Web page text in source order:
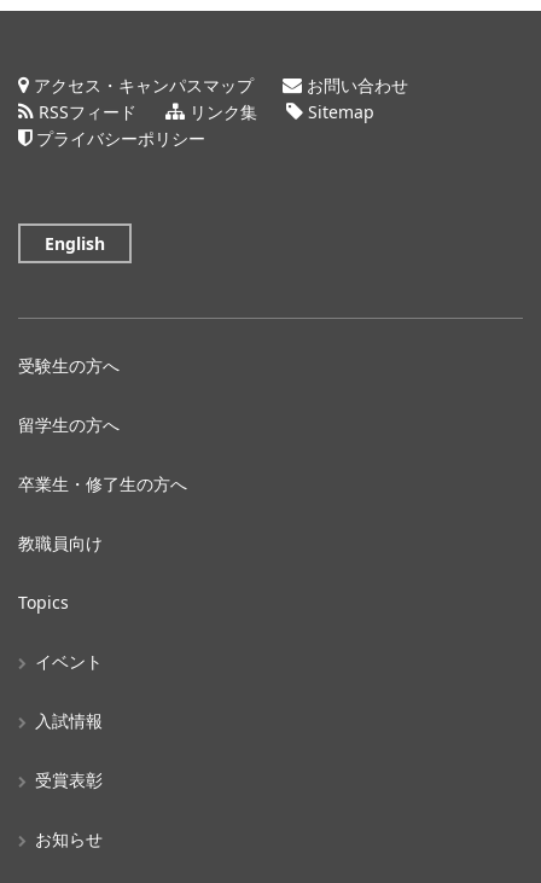
アクセス・キャンパスマップ
お問い合わせ
RSSフィード
リンク集
Sitemap
プライバシーポリシー
English
受験生の方へ
留学生の方へ
卒業生・修了生の方へ
教職員向け
Topics
イベント
入試情報
受賞表彰
お知らせ